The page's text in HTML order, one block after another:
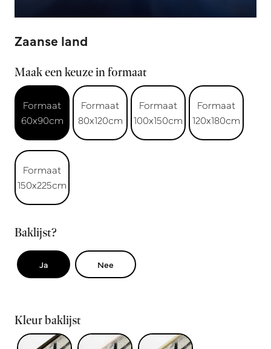
Zaanse land
Maak een keuze in formaat
Formaat
60x90cm
Formaat
80x120cm
Formaat
100x150cm
Formaat
120x180cm
Formaat
150x225cm
Baklijst?
Ja Nee
Kleur baklijst